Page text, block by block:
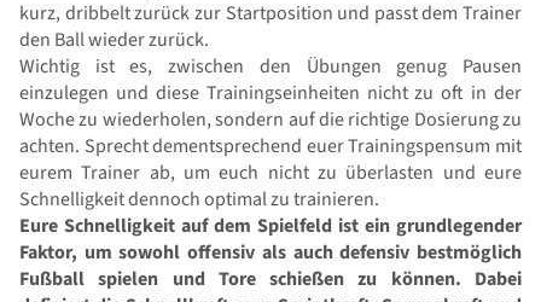
kurz, dribbelt zurück zur Startposition und passt dem Trainer
den Ball wieder zurück.
Wichtig ist es, zwischen den Übungen genug Pausen
einzulegen und diese Trainingseinheiten nicht zu oft in der
Woche zu wiederholen, sondern auf die richtige Dosierung zu
achten. Sprecht dementsprechend euer Trainingspensum mit
eurem Trainer ab, um euch nicht zu überlasten und eure
Schnelligkeit dennoch optimal zu trainieren.
Eure Schnelligkeit auf dem Spielfeld ist ein grundlegender
Faktor, um sowohl offensiv als auch defensiv bestmöglich
Fußball spielen und Tore schießen zu können. Dabei